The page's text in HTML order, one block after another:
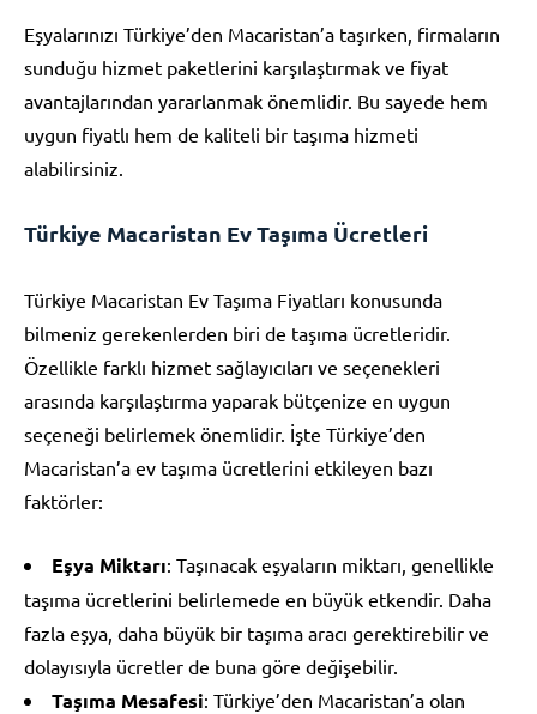
Eşyalarınızı Türkiye’den Macaristan’a taşırken, firmaların
sunduğu hizmet paketlerini karşılaştırmak ve fiyat
avantajlarından yararlanmak önemlidir. Bu sayede hem
uygun fiyatlı hem de kaliteli bir taşıma hizmeti
alabilirsiniz.
Türkiye Macaristan Ev Taşıma Ücretleri
Türkiye Macaristan Ev Taşıma Fiyatları konusunda
bilmeniz gerekenlerden biri de taşıma ücretleridir.
Özellikle farklı hizmet sağlayıcıları ve seçenekleri
arasında karşılaştırma yaparak bütçenize en uygun
seçeneği belirlemek önemlidir. İşte Türkiye’den
Macaristan’a ev taşıma ücretlerini etkileyen bazı
faktörler:
Eşya Miktarı: Taşınacak eşyaların miktarı, genellikle
taşıma ücretlerini belirlemede en büyük etkendir. Daha
fazla eşya, daha büyük bir taşıma aracı gerektirebilir ve
dolayısıyla ücretler de buna göre değişebilir.
Taşıma Mesafesi: Türkiye’den Macaristan’a olan